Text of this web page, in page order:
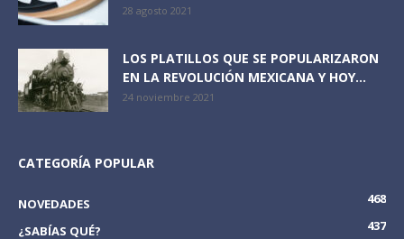
28 agosto 2021
LOS PLATILLOS QUE SE POPULARIZARON
EN LA REVOLUCIÓN MEXICANA Y HOY...
24 noviembre 2021
CATEGORÍA POPULAR
NOVEDADES
468
¿SABÍAS QUÉ?
437